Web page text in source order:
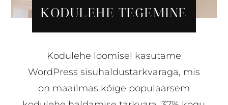
KODULEHE TEGEMINE
Kodulehe loomisel kasutame
WordPress sisuhaldustarkvaraga, mis
on maailmas kõige populaarsem